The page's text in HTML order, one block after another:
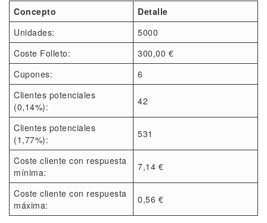
Concepto
Detalle
Unidades:
5000
Coste Folleto:
300,00 €
Cupones:
6
Clientes potenciales
(0,14%):
42
Clientes potenciales
(1,77%):
531
Coste cliente con respuesta
mínima:
7,14 €
Coste cliente con respuesta
máxima:
0,56 €